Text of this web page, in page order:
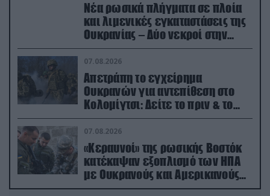
Νέα ρωσικά πλήγματα σε πλοία
και λιμενικές εγκαταστάσεις της
Ουκρανίας – Δύο νεκροί στην
Κριμαία
07.08.2026
Απετράπη το εγχείρημα
Ουκρανών για αντεπίθεση στο
Κολομίγτσι: Δείτε το πριν & το
μετά της προσπάθειάς τους
(βίντεο)
07.08.2026
«Κεραυνοί» της ρωσικής Βοστόκ
κατέκαψαν εξοπλισμό των ΗΠΑ
με Ουκρανούς και Αμερικανούς
μισθοφόρους – Δείτε βίντεο